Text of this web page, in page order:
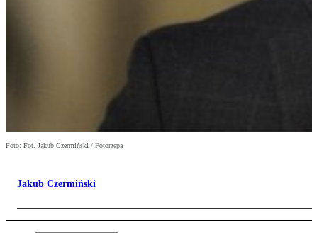
Foto: Fot. Jakub Czermiński / Fotorzepa
Jakub Czermiński